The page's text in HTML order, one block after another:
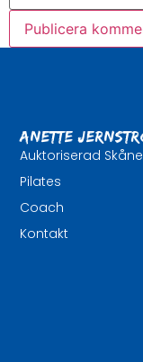
Anette
Auktoriserad
Pilates
Coach
Kontakt